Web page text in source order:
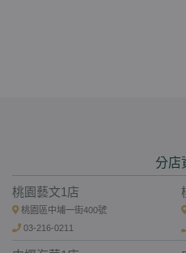
分店
桃園藝文1店
桃園區中埔一街400號
03-216-0211